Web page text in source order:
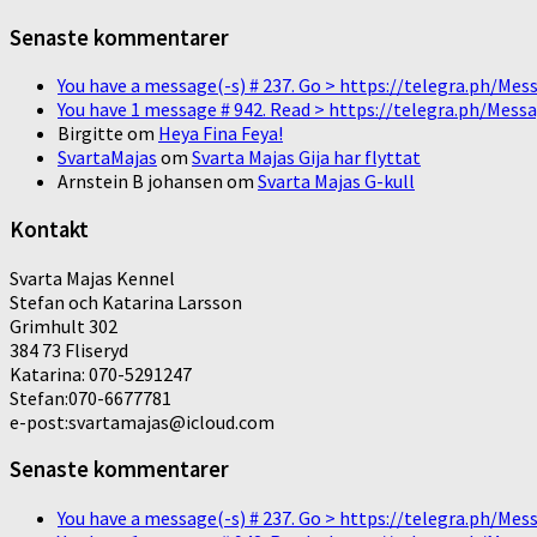
Senaste kommentarer
You have a message(-s) # 237. Go > https://telegra.ph/
You have 1 message # 942. Read > https://telegra.ph/
Birgitte om Heya Fina Feya!
SvartaMajas om Svarta Majas Gija har flyttat
Arnstein B johansen om Svarta Majas G-kull
Kontakt
Svarta Majas Kennel
Stefan och Katarina Larsson
Grimhult 302
384 73 Fliseryd
Katarina: 070-5291247
Stefan:070-6677781
e-post:svartamajas@icloud.com
Senaste kommentarer
You have a message(-s) # 237. Go > https://telegra.ph/